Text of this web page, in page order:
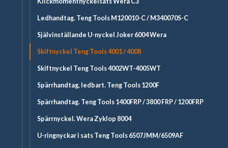
Ledhandtag. Teng Tools M120010-C / M340070S-C
Självinställande U-nyckel Joker 6004 Wera
Skiftnyckel Teng Tools 4001 / 4008
Skiftnyckel Teng Tools 4002WT-4005WT
Spärrhandtag, ledbart. Teng Tools 1200F
Spärrhandtag. Teng Tools 1400FRP / 3800 FRP / 1200FRP
Spärrnyckel. Wera Zyklop 8004
U-ringnyckar i sats Teng Tools 6507JMM/6509AF